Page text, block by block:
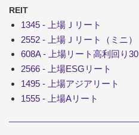
REIT
1345 - 上場Ｊリート
2552 - 上場Ｊリート（ミニ）
608A - 上場リート高利回り30
2566 - 上場ESGリート
1495 - 上場アジアリート
1555 - 上場Aリート